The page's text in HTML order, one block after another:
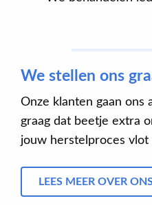
We stellen ons
Onze klanten gaan ons
graag dat beetje extra
jouw herstelproces
LEES MEER OVER